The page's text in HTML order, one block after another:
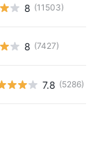
8 (11503)
8 (7427)
7.8 (5286)